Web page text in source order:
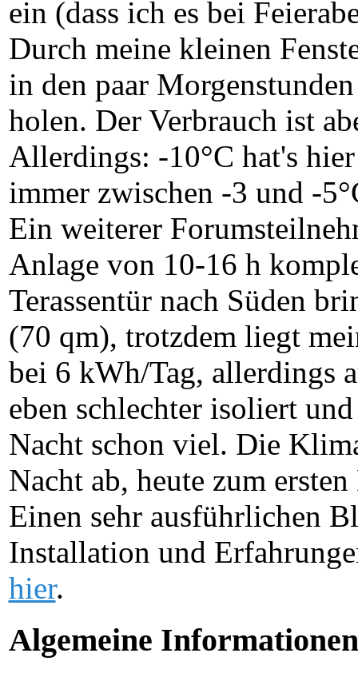
ein (dass ich es bei
Durch meine kleinen
in den paar
holen. Der Verbrauch ist
Allerdings: -10°C hat's
immer zwischen -3 und -
Ein weiterer
Anlage von 10-16 h
Terassentür nach Süden
(70 qm), trotzdem liegt
bei 6 kWh/Tag, allerdings
eben schlechter isoliert
Nacht schon viel. Die
Nacht ab, heute zum
Einen sehr ausführlichen
Installation und
hier.
Algemeine Informationen